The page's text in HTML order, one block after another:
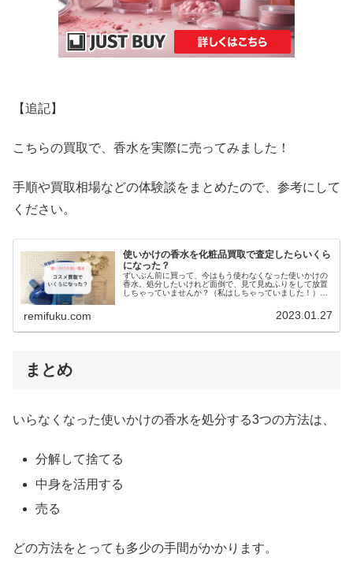
【追記】
こちらの買取で、香水を実際に売ってみました！
手順や買取相場などの体験談をまとめたので、参考にして
ください。
使いかけの香水を化粧品買取で査定したらいくら
になった？
ずいぶん前に買って、今はもう使わなくなった使いかけの
香水。処分したいけれど面倒で、見て見ぬふりをして放置
しちゃっていませんか？（私はしちゃっていました！）そ
remifuku.com 2023.01.27
まとめ
いらなくなった使いかけの香水を処分する3つの方法は、
分解して捨てる
中身を活用する
売る
どの方法をとっても多少の手間がかかります。